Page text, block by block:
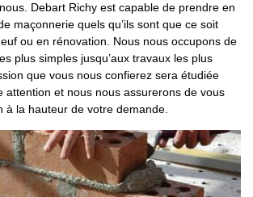
Debart Richy est capable de prendre en
maçonnerie quels qu’ils sont que ce soit
ou en rénovation. Nous nous occupons de
plus simples jusqu’aux travaux les plus
que vous nous confierez sera étudiée
attention et nous nous assurerons de vous
à la hauteur de votre demande.